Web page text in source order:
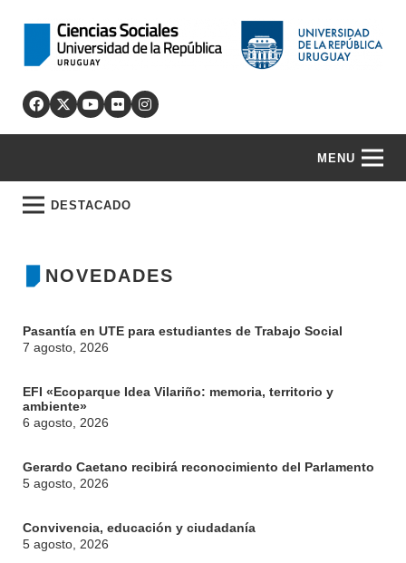
MENU
DESTACADO
NOVEDADES
Pasantía en UTE para estudiantes de Trabajo Social
7 agosto, 2026
EFI «Ecoparque Idea Vilariño: memoria, territorio y
ambiente»
6 agosto, 2026
Gerardo Caetano recibirá reconocimiento del Parlamento
5 agosto, 2026
Convivencia, educación y ciudadanía
5 agosto, 2026